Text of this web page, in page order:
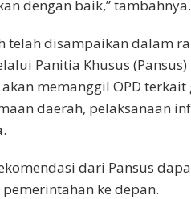
dengan baik,” tambahnya.
telah disampaikan dalam
Panitia Khusus
akan memanggil OPD
daerah, pelaksanaan
dari Pansus
ke depan.